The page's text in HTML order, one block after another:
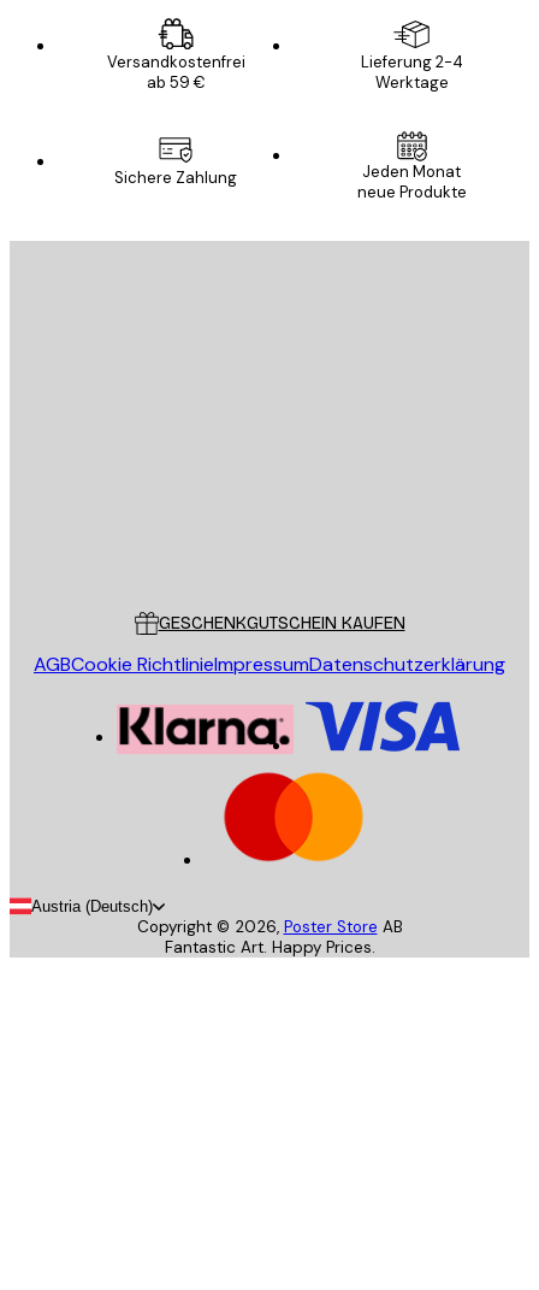
Versandkostenfrei
ab 59 €
Lieferung 2-4
Werktage
Sichere Zahlung
Jeden Monat
neue Produkte
GESCHENKGUTSCHEIN KAUFEN
AGBCookie RichtlinieImpressumDatenschutzerklärung
Austria (Deutsch)
Copyright © 2026, Poster Store AB
Fantastic Art. Happy Prices.